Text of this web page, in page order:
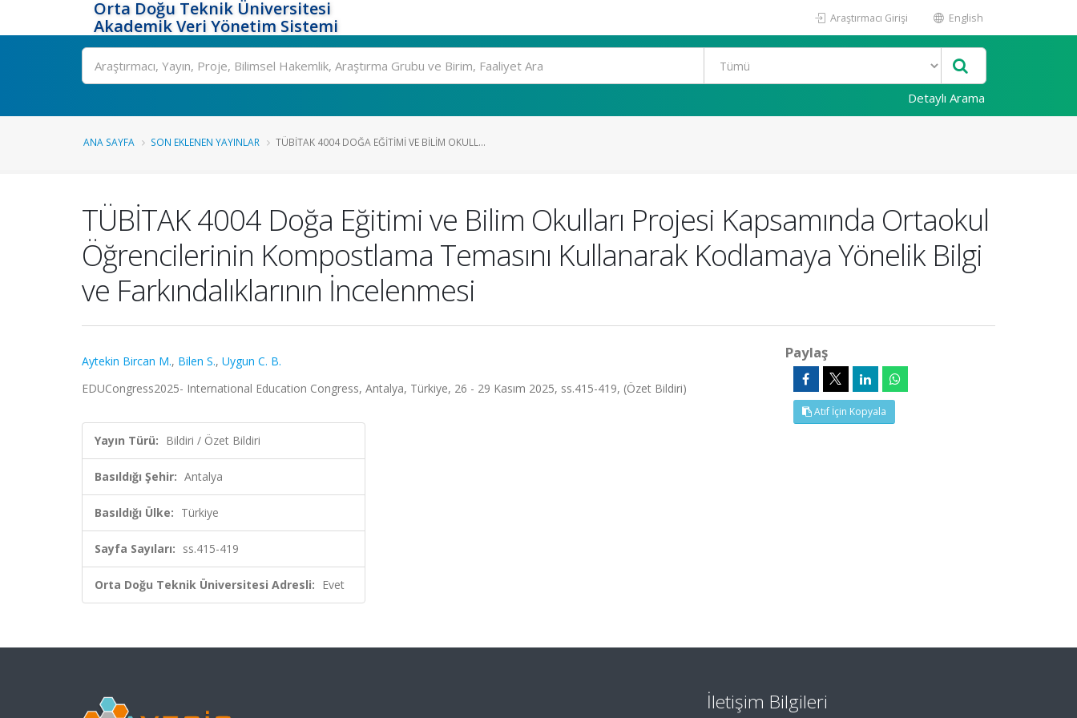
Orta Doğu Teknik Üniversitesi
Akademik Veri Yönetim Sistemi
Araştırmacı Girişi English
Ara
Detaylı Arama
ANA SAYFA SON EKLENEN YAYINLAR TÜBİTAK 4004 DOĞA EĞITIMI VE BILIM OKULL...
TÜBİTAK 4004 Doğa Eğitimi ve Bilim Okulları Projesi Kapsamında Ortaokul
Öğrencilerinin Kompostlama Temasını Kullanarak Kodlamaya Yönelik Bilgi
ve Farkındalıklarının İncelenmesi
Aytekin Bircan M., Bilen S., Uygun C. B.
EDUCongress2025- International Education Congress, Antalya, Türkiye, 26 - 29 Kasım 2025, ss.415-419, (Özet Bildiri)
Yayın Türü: Bildiri / Özet Bildiri
Basıldığı Şehir: Antalya
Basıldığı Ülke: Türkiye
Sayfa Sayıları: ss.415-419
Orta Doğu Teknik Üniversitesi Adresli: Evet
Paylaş
Atıf İçin Kopyala
İletişim Bilgileri